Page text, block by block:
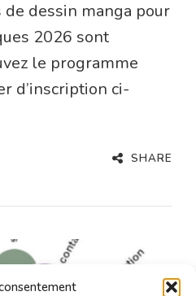
de dessin manga pour
2026 sont
le programme
d’inscription ci-
SHARE